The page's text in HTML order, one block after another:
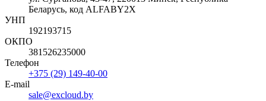
Беларусь, код ALFABY2X
УНП
192193715
ОКПО
381526235000
Телефон
+375 (29) 149-40-00
E-mail
sale@excloud.by